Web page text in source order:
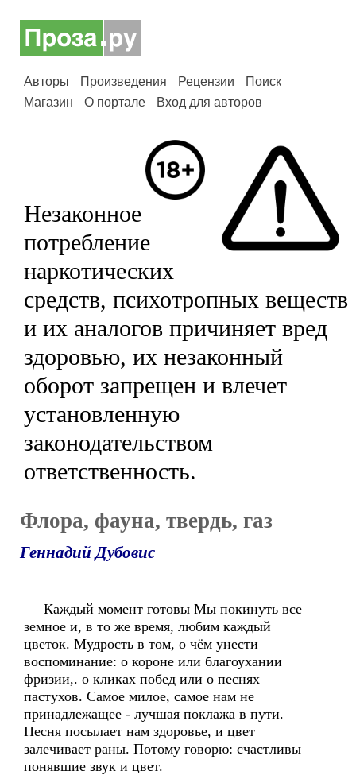
Авторы Произведения Рецензии
Поиск
Магазин
О портале Вход для авторов
Незаконное
потребление
наркотических
средств, психотропных веществ
и их аналогов причиняет вред
здоровью, их незаконный
оборот запрещен и влечет
установленную
законодательством
ответственность.
Флора, фауна, твердь, газ
Геннадий Дубовис
Каждый момент готовы Мы покинуть все
земное и, в то же время, любим каждый
цветок. Мудрость в том, о чём унести
воспоминание: о короне или благоухании
фризии,. о кликах побед или о песнях
пастухов. Самое милое, самое нам не
принадлежащее - лучшая поклажа в пути.
Песня посылает нам здоровье, и цвет
залечивает раны. Потому говорю: счастливы
понявшие звук и цвет.